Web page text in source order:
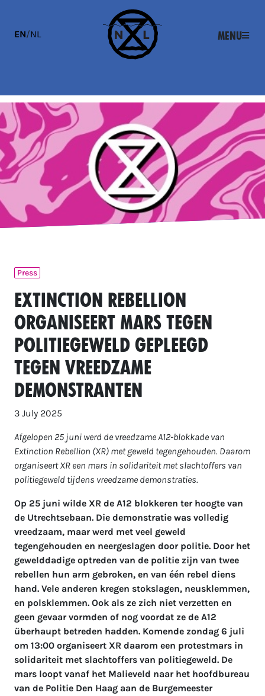
EN/NL Menu
Press
Extinction Rebellion
organiseert mars tegen
politiegeweld gepleegd
tegen vreedzame
demonstranten
3 July 2025
Afgelopen 25 juni werd de vreedzame A12-blokkade van
Extinction Rebellion (XR) met geweld tegengehouden. Daarom
organiseert XR een mars in solidariteit met slachtoffers van
politiegeweld tijdens vreedzame demonstraties.
Op 25 juni wilde XR de A12 blokkeren ter hoogte van
de Utrechtsebaan. Die demonstratie was volledig
vreedzaam, maar werd met veel geweld
tegengehouden en neergeslagen door politie. Door het
gewelddadige optreden van de politie zijn van twee
rebellen hun arm gebroken, en van één rebel diens
hand. Vele anderen kregen stokslagen, neusklemmen,
en polsklemmen. Ook als ze zich niet verzetten en
geen gevaar vormden of nog voordat ze de A12
überhaupt betreden hadden. Komende zondag 6 juli
om 13:00 organiseert XR daarom een protestmars in
solidariteit met slachtoffers van politiegeweld. De
mars loopt vanaf het Malieveld naar het hoofdbureau
van de Politie Den Haag aan de Burgemeester